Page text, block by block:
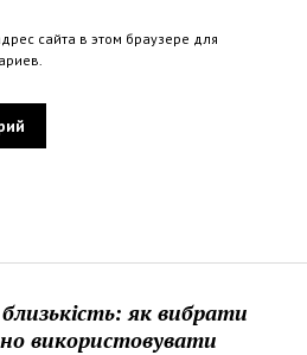
як вибрати
використовувати
сайта в этом браузере для